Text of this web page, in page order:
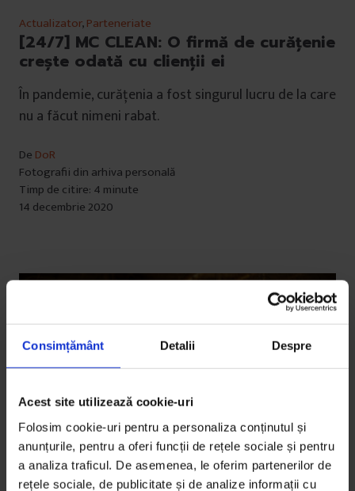
Consimțământ Detalii Despre
Acest site utilizează cookie-uri
Folosim cookie-uri pentru a personaliza conținutul și
anunțurile, pentru a oferi funcții de rețele sociale și pentru
a analiza traficul. De asemenea, le oferim partenerilor de
rețele sociale, de publicitate și de analize informații cu
Actualizator,Parteneriate
[24/7] MC CLEAN: O firmă de curățenie
crește odată cu clienții ei
În pandemie, curățenia a fost singurul lucru de la care
nu a făcut nimeni rabat.
De DoR
Fotografii din arhiva personală
Timp de citire: 4 minute
14 decembrie 2020